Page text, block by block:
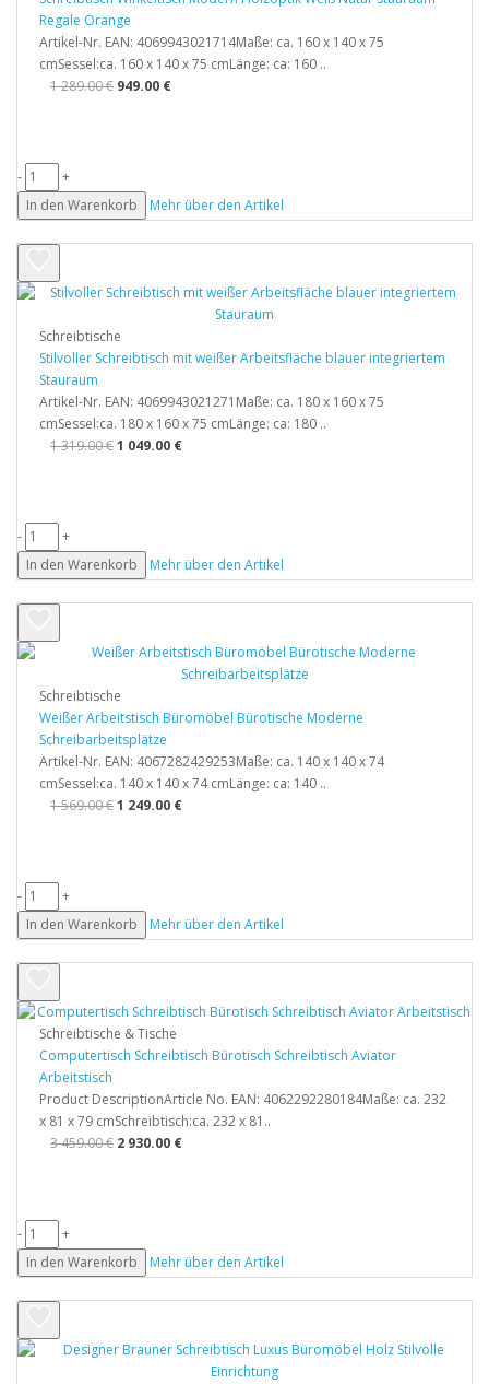
Regale Orange
Artikel-Nr. EAN: 4069943021714Maße: ca. 160 x 140 x 75
cmSessel:ca. 160 x 140 x 75 cmLänge: ca: 160 ..
1 289.00 € 949.00 €
-
+
In den Warenkorb
Mehr über den Artikel
Schreibtische
Stilvoller Schreibtisch mit weißer Arbeitsfläche blauer integriertem
Stauraum
Artikel-Nr. EAN: 4069943021271Maße: ca. 180 x 160 x 75
cmSessel:ca. 180 x 160 x 75 cmLänge: ca: 180 ..
1 319.00 €1 049.00 €
-
+
In den Warenkorb
Mehr über den Artikel
Schreibtische
Weißer Arbeitstisch Büromöbel Bürotische Moderne
Schreibarbeitsplätze
Artikel-Nr. EAN: 4067282429253Maße: ca. 140 x 140 x 74
cmSessel:ca. 140 x 140 x 74 cmLänge: ca: 140 ..
1 569.00 €1 249.00 €
-
+
In den Warenkorb
Mehr über den Artikel
Schreibtische & Tische
Computertisch Schreibtisch Bürotisch Schreibtisch Aviator
Arbeitstisch
Product DescriptionArticle No. EAN: 4062292280184Maße: ca. 232
x 81 x 79 cmSchreibtisch:ca. 232 x 81..
3 459.00 € 2 930.00 €
-
+
In den Warenkorb
Mehr über den Artikel